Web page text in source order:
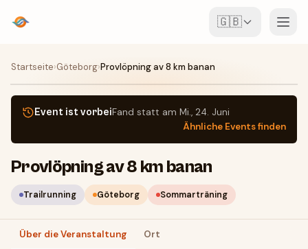
🇬🇧
Veranstaltungen
Karte
Für Veranstalter
Event erstellen App herunterladen
Startseite›Göteborg›Provlöpning av 8 km banan
Event ist vorbeiFand statt am Mi., 24. Juni
Ähnliche Events finden
Provlöpning av 8 km banan
Trailrunning Göteborg Sommarträning
Über die Veranstaltung Ort